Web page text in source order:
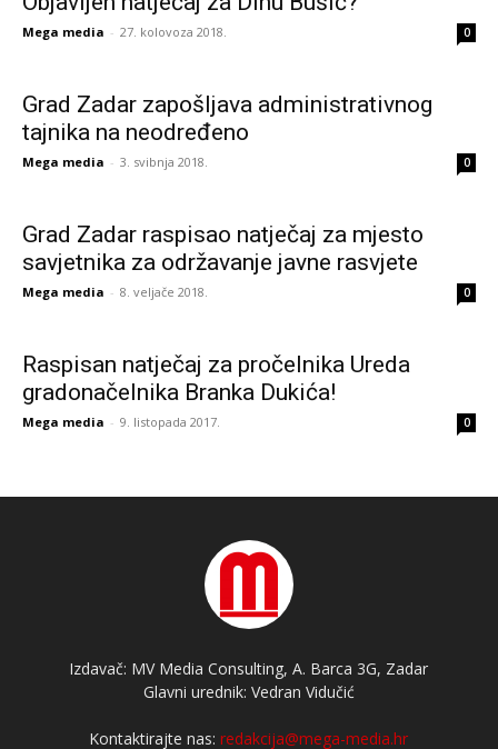
Mega media - 27. kolovoza 2018. 0
Grad Zadar zapošljava administrativnog
tajnika na neodređeno
Mega media - 3. svibnja 2018. 0
Grad Zadar raspisao natječaj za mjesto
savjetnika za održavanje javne rasvjete
Mega media - 8. veljače 2018. 0
Raspisan natječaj za pročelnika Ureda
gradonačelnika Branka Dukića!
Mega media - 9. listopada 2017. 0
Izdavač: MV Media Consulting, A. Barca 3G, Zadar
Glavni urednik: Vedran Vidučić
Kontaktirajte nas:redakcija@mega-media.hr